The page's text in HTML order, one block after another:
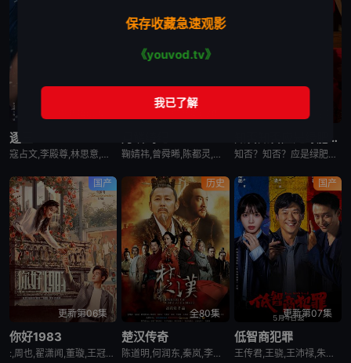
逐玉
寇占文,李殿尊,林思意,岳旸,谭凯,严屹宽,杜淳,刘琳,李建义,马跃,叶祖新,毛林林,苑冉,何昶希,田丽,卢勇,王亭文,李卿,田曦薇,孔雪儿,林沐然,张舒沦,张凌赫,高卿尘,付淼,任豪,邓凯,向夏,庞竞,韩浩天,高上淇,喻钟黎,李昱唯 鞠婧祎,曾舜晞,陈都灵,田嘉瑞,闫桉,饶嘉迪,高嘉妍,左宸屹,欧米德,吴晗,邬正容,高梓添,夏之光,江一燕,章时安,范世錡,刘宇,汪铎,姜贞羽,常华森,金靖,陈若轩,孙晨竣
全78集
知否知否应是绿肥红瘦
知否？知否？应是绿肥红瘦/明兰传/The Story of Ming Lan
国产
更新第06集
你好1983
:,周也,翟潇闻,董璇,王冠逸,赵达,涂凌,蒋易,
历史
全80集
楚汉传奇
陈道明,何润东,秦岚,李依晓,杨立新,段奕宏,胡东,孙海英,霍青
国产
更新第07集
低智商犯罪
王传君,王骁,王沛禄,朱云峰,栾元晖,谭希和,王正权,梅宝莱,田曦薇,姜冠南,张瑞涵,荣飞,宗俊涛,董宝石,宋郁河
保存收藏急速观影
《youvod.tv》